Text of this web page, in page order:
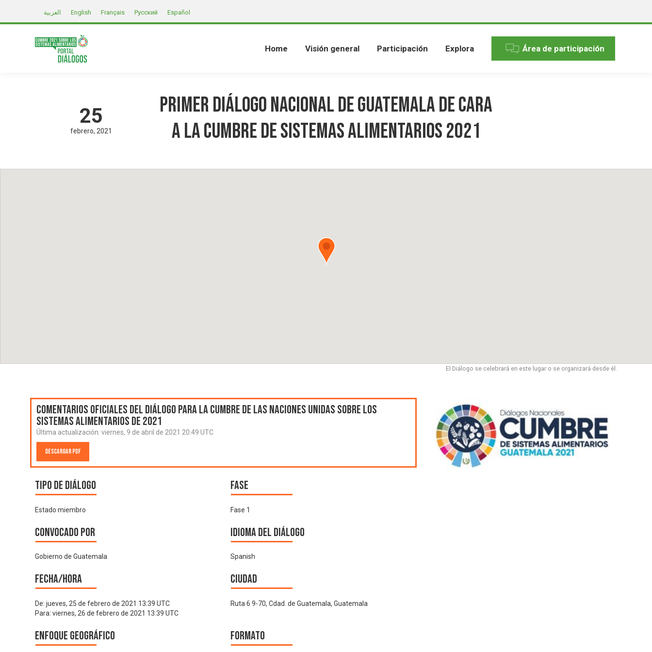
العربية English Français Русский Español
Home Visión general Participación Explora Área de participación
25
febrero 2021
Primer Diálogo Nacional de Guatemala de cara
a la Cumbre de Sistemas Alimentarios 2021
El Diálogo se celebrará en este lugar o se organizará desde él.
Comentarios oficiales del Diálogo para la Cumbre de las Naciones Unidas sobre los
Sistemas Alimentarios de 2021
Última actualización: viernes, 9 de abril de 2021 20:49 UTC
Descargar PDF
Tipo de diálogo
Estado miembro
Fase
Fase 1
Convocado por
Gobierno de Guatemala
Idioma del Diálogo
Spanish
Fecha/hora
De: jueves, 25 de febrero de 2021 13:39 UTC
Para: viernes, 26 de febrero de 2021 13:39 UTC
Ciudad
Ruta 6 9-70, Cdad. de Guatemala, Guatemala
Enfoque geográfico Formato